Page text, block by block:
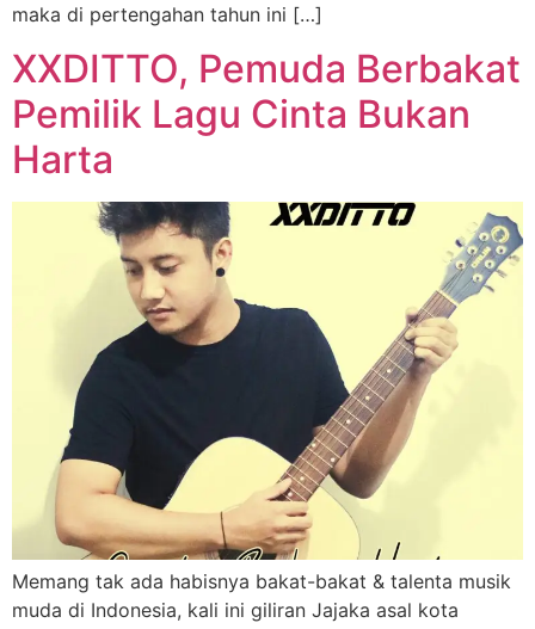
maka di pertengahan tahun ini […]
XXDITTO, Pemuda Berbakat
Pemilik Lagu Cinta Bukan
Harta
Memang tak ada habisnya bakat-bakat & talenta musik
muda di Indonesia, kali ini giliran Jajaka asal kota